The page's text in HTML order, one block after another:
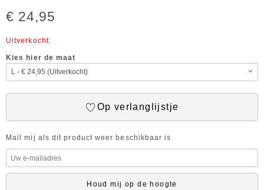
€ 24,95
Uitverkocht
Kies hier de maat
Op verlanglijstje
Mail mij als dit product weer beschikbaar is
Houd mij op de hoogte